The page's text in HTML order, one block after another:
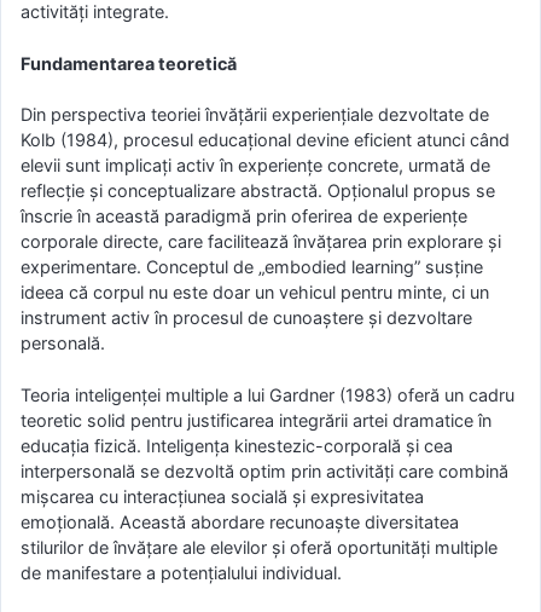
activități integrate.
Fundamentarea teoretică
Din perspectiva teoriei învățării experiențiale dezvoltate de
Kolb (1984), procesul educațional devine eficient atunci când
elevii sunt implicați activ în experiențe concrete, urmată de
reflecție și conceptualizare abstractă. Opționalul propus se
înscrie în această paradigmă prin oferirea de experiențe
corporale directe, care facilitează învățarea prin explorare și
experimentare. Conceptul de „embodied learning” susține
ideea că corpul nu este doar un vehicul pentru minte, ci un
instrument activ în procesul de cunoaștere și dezvoltare
personală.
Teoria inteligenței multiple a lui Gardner (1983) oferă un cadru
teoretic solid pentru justificarea integrării artei dramatice în
educația fizică. Inteligenţa kinestezic-corporală și cea
interpersonală se dezvoltă optim prin activități care combină
mișcarea cu interacțiunea socială și expresivitatea
emoțională. Această abordare recunoaște diversitatea
stilurilor de învățare ale elevilor și oferă oportunități multiple
de manifestare a potențialului individual.